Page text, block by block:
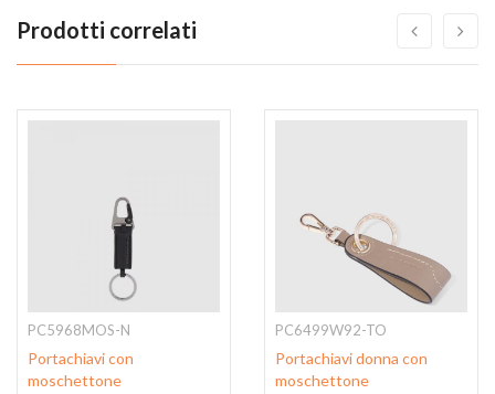
Prodotti correlati
PC5968MOS-N
Portachiavi con
moschettone
PC6499W92-TO
Portachiavi donna con
moschettone